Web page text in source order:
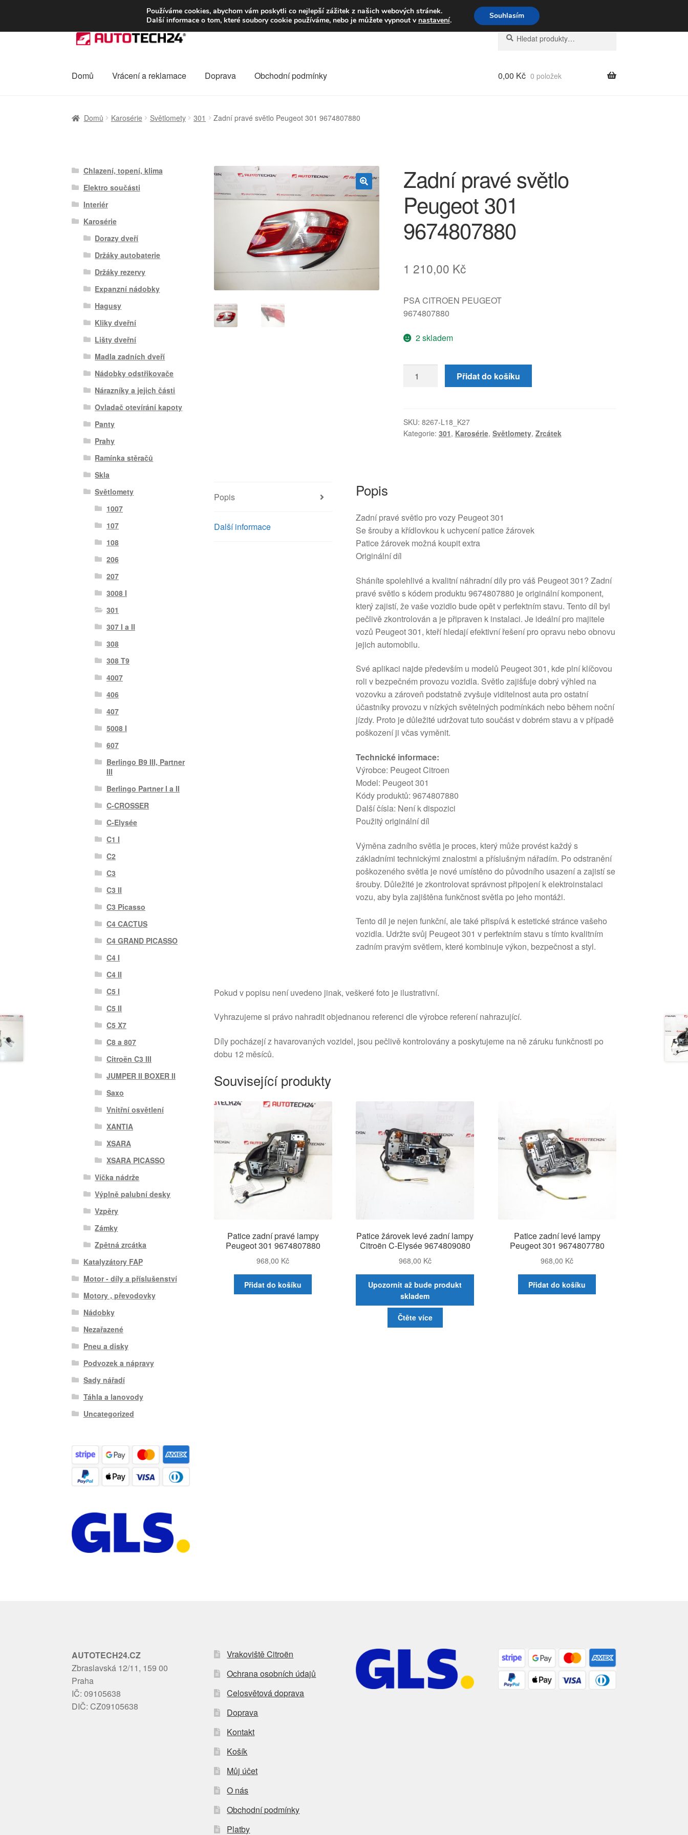
DOPRAVA od 139,-Kč Volejte po-pá 9-16 704 494 494
Přeskočit
na
Přejít
webu
Hledat:
Hledat
Domů Vrácení a reklamace Doprava Obchodní podmínky 0,00 Kč 0 položek
Domů Karosérie Světlomety 301 Zadní pravé světlo Peugeot 301 9674807880
🔍
Zadní pravé světlo
Peugeot 301
9674807880
1 210,00 Kč
PSA CITROEN PEUGEOT
9674807880
2 skladem
pravé
301
9674807880
Přidat do košíku
SKU: 8267-L18_K27
Kategorie: 301, Karosérie, Světlomety, Zrcátek
Popis
Další informace
Popis
Zadní pravé světlo pro vozy Peugeot 301
Se šrouby a křídlovkou k uchycení patice žárovek
Patice žárovek možná koupit extra
Originální díl
Sháníte spolehlivé a kvalitní náhradní díly pro váš Peugeot 301? Zadní
pravé světlo s kódem produktu 9674807880 je originální komponent,
který zajistí, že vaše vozidlo bude opět v perfektním stavu. Tento díl byl
pečlivě zkontrolován a je připraven k instalaci. Je ideální pro majitele
vozů Peugeot 301, kteří hledají efektivní řešení pro opravu nebo obnovu
jejich automobilu.
Své aplikaci najde především u modelů Peugeot 301, kde plní klíčovou
roli v bezpečném provozu vozidla. Světlo zajišťuje dobrý výhled na
vozovku a zároveň podstatně zvyšuje viditelnost auta pro ostatní
účastníky provozu v nízkých světelných podmínkách nebo během noční
jízdy. Proto je důležité udržovat tuto součást v dobrém stavu a v případě
poškození ji včas vyměnit.
Technické informace:
Výrobce: Peugeot Citroen
Model: Peugeot 301
Kódy produktů: 9674807880
Další čísla: Není k dispozici
Použitý originální díl
Výměna zadního světla je proces, který může provést každý s
základními technickými znalostmi a příslušným nářadím. Po odstranění
poškozeného světla je nové umístěno do původního usazení a zajistí se
šrouby. Důležité je zkontrolovat správnost připojení k elektroinstalaci
vozu, aby byla zajištěna funkčnost světla po jeho montáži.
Tento díl je nejen funkční, ale také přispívá k estetické stránce vašeho
vozidla. Udržte svůj Peugeot 301 v perfektním stavu s tímto kvalitním
zadním pravým světlem, které kombinuje výkon, bezpečnost a styl.
Pokud v popisu není uvedeno jinak, veškeré foto je ilustrativní.
Vyhrazujeme si právo nahradit objednanou referenci dle výrobce referení nahrazující.
Díly pocházejí z havarovaných vozidel, jsou pečlivě kontrolovány a poskytujeme na ně záruku funkčnosti po
dobu 12 měsíců.
Související produkty
Patice zadní pravé lampy
Peugeot 301 9674807880
968,00 Kč
Přidat do košíku
Patice žárovek levé zadní lampy
Citroën C-Elysée 9674809080
968,00 Kč
Upozornit až bude produkt
skladem
Čtěte více
Patice zadní levé lampy
Peugeot 301 9674807780
968,00 Kč
Přidat do košíku
Chlazení, topení, klima
Elektro součásti
Interiér
Karosérie
Dorazy dveří
Držáky autobaterie
Držáky rezervy
Expanzní nádobky
Hagusy
Kliky dveřní
Lišty dveřní
Madla zadních dveří
Nádobky odstřikovače
Nárazníky a jejich části
Ovladač otevírání kapoty
Panty
Prahy
Ramínka stěračů
Skla
Světlomety
1007
107
108
206
207
3008 I
301
307 I a II
308
308 T9
4007
406
407
5008 I
607
Berlingo B9 III, Partner
III
Berlingo Partner I a II
C-CROSSER
C-Elysée
C1 I
C2
C3
C3 II
C3 Picasso
C4 CACTUS
C4 GRAND PICASSO
C4 I
C4 II
C5 I
C5 II
C5 X7
C8 a 807
Citroën C3 III
JUMPER II BOXER II
Saxo
Vnitřní osvětlení
XANTIA
XSARA
XSARA PICASSO
Víčka nádrže
Výplně palubní desky
Vzpěry
Zámky
Zpětná zrcátka
Katalyzátory FAP
Motor - díly a příslušenství
Motory , převodovky
Nádobky
Nezařazené
Pneu a disky
Podvozek a nápravy
Sady nářadí
Táhla a lanovody
Uncategorized
AUTOTECH24.CZ
Zbraslavská 12/11, 159 00
Praha
IČ: 09105638
DIČ: CZ09105638
Vrakoviště Citroën
Ochrana osobních údajů
Celosvětová doprava
Doprava
Kontakt
Košík
Můj účet
O nás
Obchodní podmínky
Platby
Používáme cookies, abychom vám poskytli co nejlepší zážitek z našich webových stránek.
Další informace o tom, které soubory cookie používáme, nebo je můžete vypnout v nastavení. Souhlasím